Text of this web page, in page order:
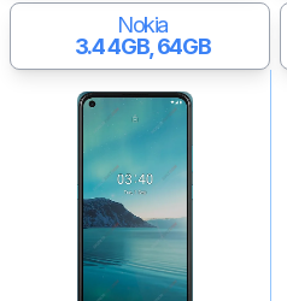
Nokia
3.44GB, 64GB